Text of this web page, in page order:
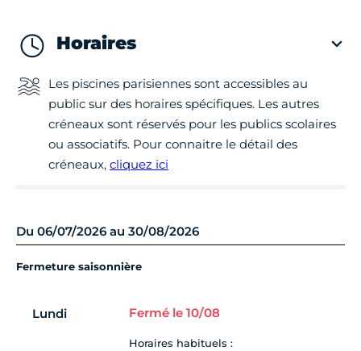
Horaires
Les piscines parisiennes sont accessibles au
public sur des horaires spécifiques. Les autres
créneaux sont réservés pour les publics scolaires
ou associatifs. Pour connaitre le détail des
créneaux, cliquez ici
Du 06/07/2026 au 30/08/2026
Fermeture saisonnière
Lundi Fermé le 10/08
Horaires habituels :